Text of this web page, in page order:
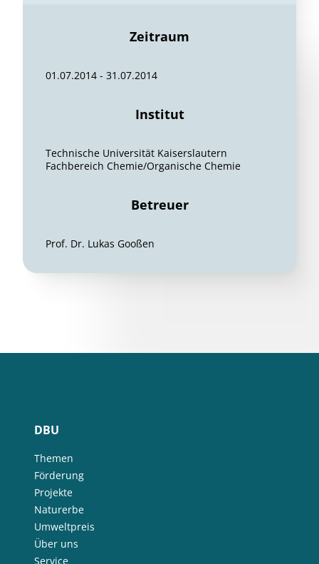
Zeitraum
01.07.2014 - 31.07.2014
Institut
Technische Universität Kaiserslautern
Fachbereich Chemie/Organische Chemie
Betreuer
Prof. Dr. Lukas Gooßen
DBU
Themen
Förderung
Projekte
Naturerbe
Umweltpreis
Über uns
Service